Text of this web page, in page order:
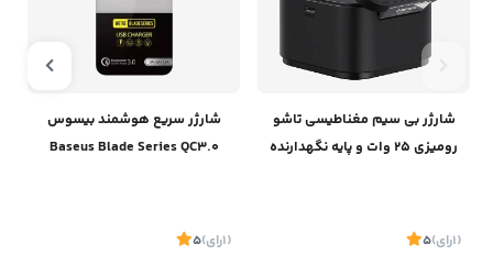
شارژر بی سیم مغناطیسی تاشو
رومیزی 25 وات و پایه نگهدارنده
Wireless Charger 25W BS-
(1 رای)
5
شارژر سریع هوشمند بیسوس
Baseus Blade Series QC3.0
(1 رای)
5